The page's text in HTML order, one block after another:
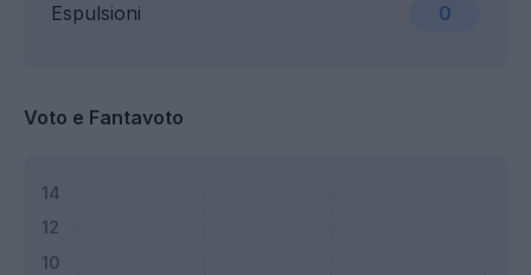
Espulsioni 0
Voto e Fantavoto